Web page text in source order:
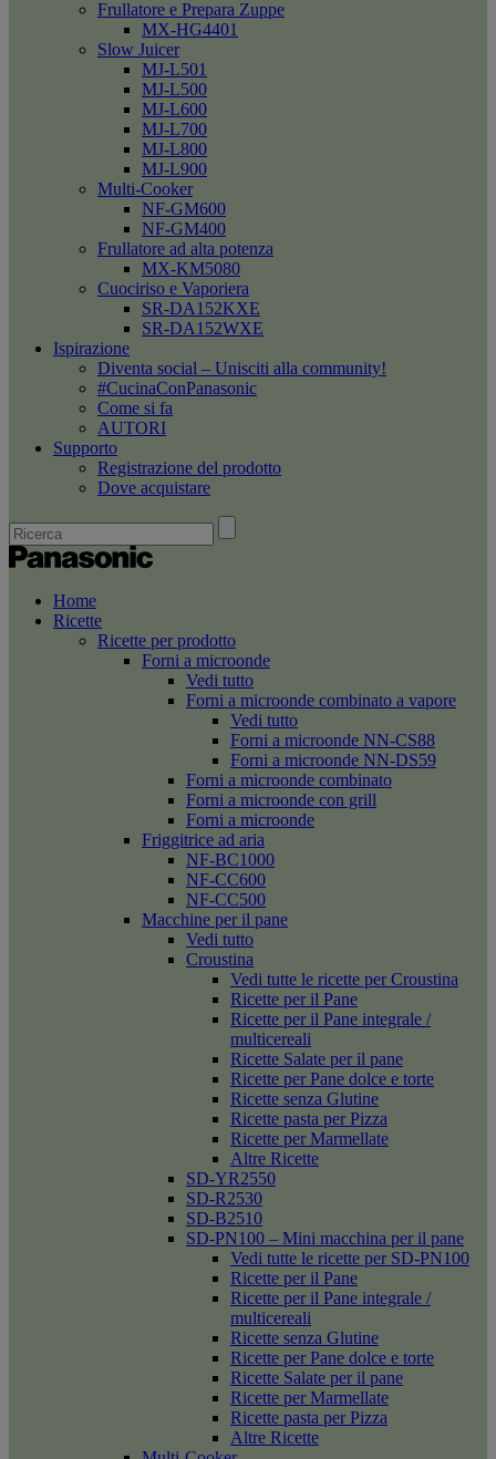
Frullatore e Prepara Zuppe
MX-HG4401
Slow Juicer
MJ-L501
MJ-L500
MJ-L600
MJ-L700
MJ-L800
MJ-L900
Multi-Cooker
NF-GM600
NF-GM400
Frullatore ad alta potenza
MX-KM5080
Cuociriso e Vaporiera
SR-DA152KXE
SR-DA152WXE
Ispirazione
Diventa social – Unisciti alla community!
#CucinaConPanasonic
Come si fa
AUTORI
Supporto
Registrazione del prodotto
Dove acquistare
Home
Ricette
Ricette per prodotto
Forni a microonde
Vedi tutto
Forni a microonde combinato a vapore
Vedi tutto
Forni a microonde NN-CS88
Forni a microonde NN-DS59
Forni a microonde combinato
Forni a microonde con grill
Forni a microonde
Friggitrice ad aria
NF-BC1000
NF-CC600
NF-CC500
Macchine per il pane
Vedi tutto
Croustina
Vedi tutte le ricette per Croustina
Ricette per il Pane
Ricette per il Pane integrale /
multicereali
Ricette Salate per il pane
Ricette per Pane dolce e torte
Ricette senza Glutine
Ricette pasta per Pizza
Ricette per Marmellate
Altre Ricette
SD-YR2550
SD-R2530
SD-B2510
SD-PN100 – Mini macchina per il pane
Vedi tutte le ricette per SD-PN100
Ricette per il Pane
Ricette per il Pane integrale /
multicereali
Ricette senza Glutine
Ricette per Pane dolce e torte
Ricette Salate per il pane
Ricette per Marmellate
Ricette pasta per Pizza
Altre Ricette